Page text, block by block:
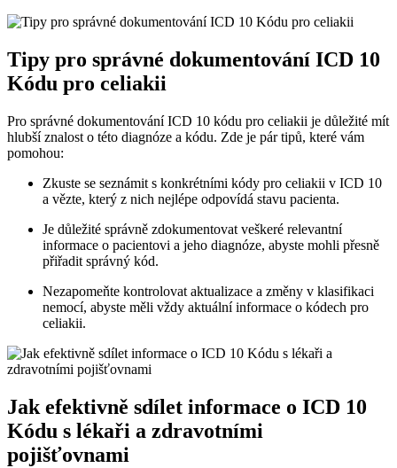
Tipy pro správné⁤ dokumentování ICD 10
Kódu ⁢pro celiakii
Pro správné ​dokumentování ICD 10 kódu pro celiakii​ je důležité mít
hlubší⁣ znalost o ‌této diagnóze ⁤a kódu. Zde je‍ pár tipů, které vám
pomohou:
Zkuste se seznámit s konkrétními kódy pro‌ celiakii v ICD 10
a vězte,⁣ který⁤ z nich nejlépe odpovídá stavu⁣ pacienta.
Je ⁤důležité správně zdokumentovat veškeré relevantní
informace o pacientovi a jeho diagnóze, abyste mohli přesně
přiřadit⁣ správný kód.
Nezapomeňte kontrolovat aktualizace a ⁤změny v ⁤klasifikaci⁤
nemocí, abyste ​měli vždy aktuální‌ informace ​o kódech pro⁤
celiakii.
Jak efektivně sdílet informace o ICD⁣ 10
Kódu⁣ s lékaři a zdravotními
pojišťovnami